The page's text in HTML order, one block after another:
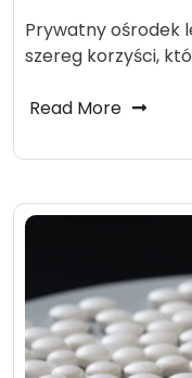
Prywatny ośrodek
szereg korzyści,
Read More